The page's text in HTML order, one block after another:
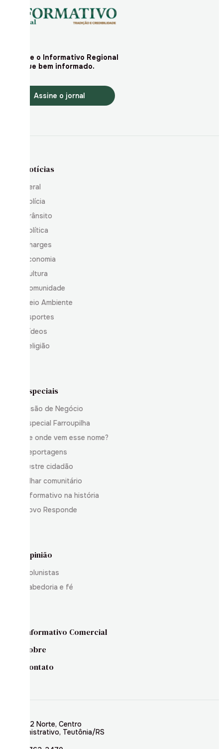
Assine o Informativo Regional
e fique bem informado.
Assine o jornal
Notícias
Geral
Polícia
Trânsito
Política
Charges
Economia
Cultura
Comunidade
Meio Ambiente
Esportes
Vídeos
Religião
Especiais
Visão de Negócio
Especial Farroupilha
De onde vem esse nome?
Reportagens
Ilustre cidadão
Olhar comunitário
Informativo na história
Povo Responde
Opinião
Colunistas
Sabedoria e fé
Informativo Comercial
Sobre
Contato
Rua 02 Norte, Centro
Administrativo, Teutônia/RS